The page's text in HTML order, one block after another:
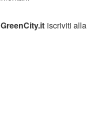
GreenCity.it iscriviti alla